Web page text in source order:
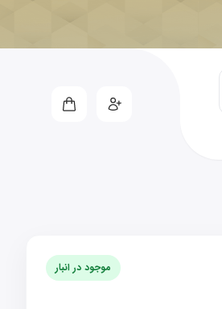
موجود در انبار